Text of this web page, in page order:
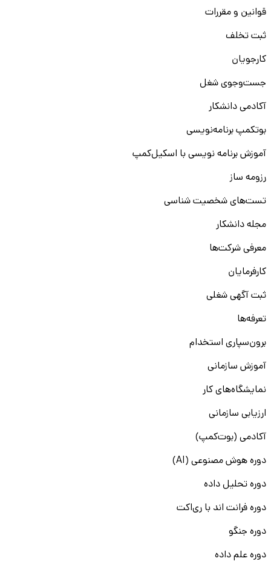
قوانین و مقررات
ثبت تخلف
کارجویان
جست‌و‌جوی شغل
آکادمی دانشکار
بوتکمپ برنامه‌نویسی
آموزش برنامه نویسی با اسکیل‌کمپ
رزومه ساز
تست‌های شخصیت شناسی
مجله دانشکار
معرفی شرکت‌ها
کارفرمایان
ثبت آگهی شغلی
تعرفه‌ها
برون‌سپاری استخدام
آموزش سازمانی
نمایشگاه‌های کار
ارزیابی سازمانی
آکادمی (بوت‌کمپ)
دوره هوش مصنوعی (AI)
دوره تحلیل داده
دوره فرانت اند با ری‌اکت
دوره جنگو
دوره علم داده